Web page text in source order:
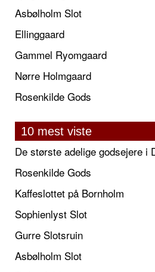
Asbølholm Slot
Ellinggaard
Gammel Ryomgaard
Nørre Holmgaard
Rosenkilde Gods
10 mest viste
De største adelige godsejere i
Rosenkilde Gods
Kaffeslottet på Bornholm
Sophienlyst Slot
Gurre Slotsruin
Asbølholm Slot